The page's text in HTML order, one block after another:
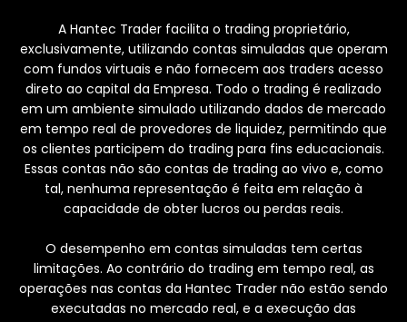
A Hantec Trader facilita o trading proprietário,
exclusivamente, utilizando contas simuladas que operam
com fundos virtuais e não fornecem aos traders acesso
direto ao capital da Empresa. Todo o trading é realizado
em um ambiente simulado utilizando dados de mercado
em tempo real de provedores de liquidez, permitindo que
os clientes participem do trading para fins educacionais.
Essas contas não são contas de trading ao vivo e, como
tal, nenhuma representação é feita em relação à
capacidade de obter lucros ou perdas reais.
O desempenho em contas simuladas tem certas
limitações. Ao contrário do trading em tempo real, as
operações nas contas da Hantec Trader não estão sendo
executadas no mercado real, e a execução das